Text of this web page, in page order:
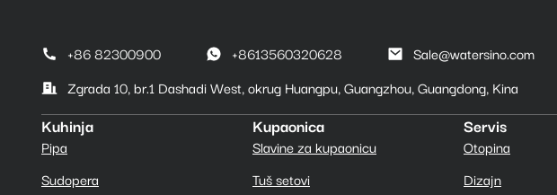
+86 82300900 +8613560320628
Sale@watersino.com
Zgrada 10, br.1 Dashadi West, okrug Huangpu, Guangzhou, Guangdong, Kina
Kuhinja
Pipa
Sudopera
Kupaonica
Slavine za kupaonicu
Tuš setovi
Servis
Otopina
Dizajn